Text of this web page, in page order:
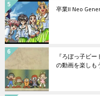
卒業II Neo
『ろぼっ子ビ
の動画を楽しも